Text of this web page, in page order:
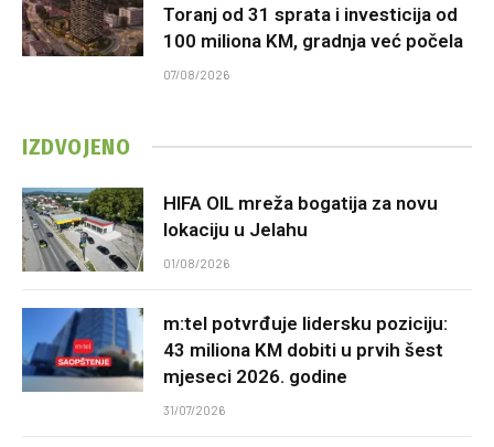
Toranj od 31 sprata i investicija od
100 miliona KM, gradnja već počela
07/08/2026
IZDVOJENO
HIFA OIL mreža bogatija za novu
lokaciju u Jelahu
01/08/2026
m:tel potvrđuje lidersku poziciju:
43 miliona KM dobiti u prvih šest
mjeseci 2026. godine
31/07/2026